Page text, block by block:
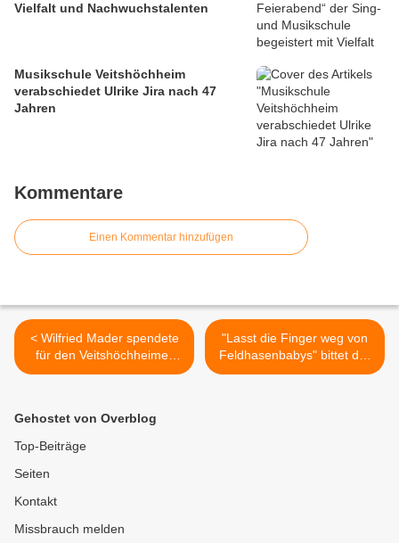
Vielfalt und Nachwuchstalenten
Musikschule Veitshöchheim
verabschiedet Ulrike Jira nach 47
Jahren
Kommentare
Einen Kommentar hinzufügen
< Wilfried Mader spendete
für den Veitshöchheimer
Jahresbaumweg im
"Lasst die Finger weg von
Feldhasenbabys" bittet der
Veitshöchheimer
Gehostet von Overblog
Top-Beiträge
Seiten
Kontakt
Missbrauch melden